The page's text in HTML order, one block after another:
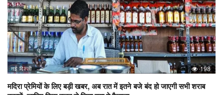
नई दिल्ली 198
मदिरा प्रेमियों के लिए बड़ी खबर, अब रात में इतने बजे बंद हो जाएगी सभी शराब